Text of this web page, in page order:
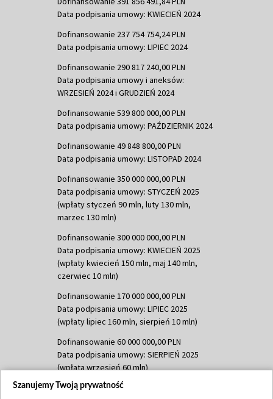
Data podpisania umowy: KWIECIEŃ 2024
Dofinansowanie 237 754 754,24 PLN
Data podpisania umowy: LIPIEC 2024
Dofinansowanie 290 817 240,00 PLN
Data podpisania umowy i aneksów:
WRZESIEŃ 2024 i GRUDZIEŃ 2024
Dofinansowanie 539 800 000,00 PLN
Data podpisania umowy: PAŹDZIERNIK 2024
Dofinansowanie 49 848 800,00 PLN
Data podpisania umowy: LISTOPAD 2024
Dofinansowanie 350 000 000,00 PLN
Data podpisania umowy: STYCZEŃ 2025
(wpłaty styczeń 90 mln, luty 130 mln,
marzec 130 mln)
Dofinansowanie 300 000 000,00 PLN
Data podpisania umowy: KWIECIEŃ 2025
(wpłaty kwiecień 150 mln, maj 140 mln,
czerwiec 10 mln)
Dofinansowanie 170 000 000,00 PLN
Data podpisania umowy: LIPIEC 2025
(wpłaty lipiec 160 mln, sierpień 10 mln)
Dofinansowanie 60 000 000,00 PLN
Data podpisania umowy: SIERPIEŃ 2025
(wpłata wrzesień 60 mln)
Dofinansowanie 635 783 051,21 PLN
Szanujemy Twoją prywatność